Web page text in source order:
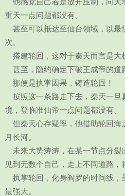
他感觉自己若是放开压制，向天
重天一点问题都没有。
甚至可以抵达至仙台领域，以最
次。
搭建轮回，这对于秦天而言是大
甚至，隐约确定下破王成帝的道
那便是执掌因果，铸造轮回！
按照这一条路走下去，秦天一旦
境，登临准仙帝一点问题都没有。
但秦天心存疑率，他借助轮回海
月长河。
未来大势涛涛，在某一节点分裂
见到无数个自己，走上不同道路，
执掌轮回，化身阎罗的时间线，
最强大。